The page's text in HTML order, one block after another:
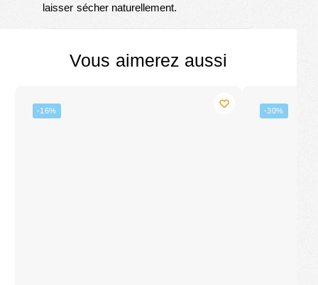
laisser sécher naturellement.
Vous aimerez aussi
-16% -30%